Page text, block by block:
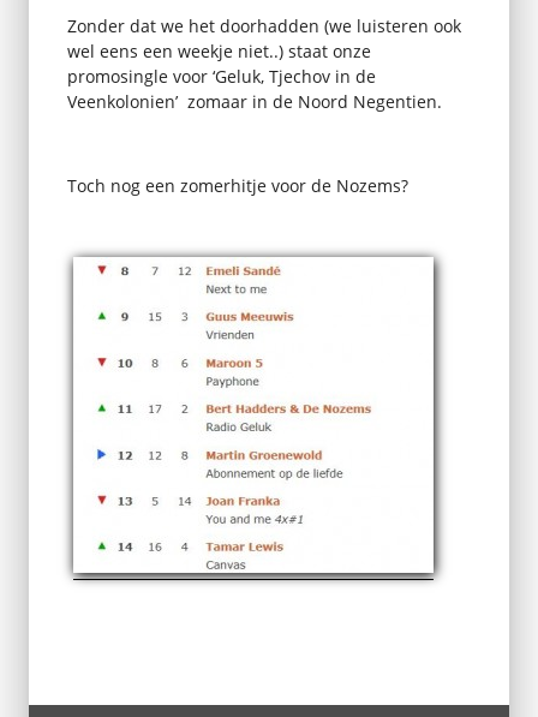
Zonder dat we het doorhadden (we luisteren ook
wel eens een weekje niet..) staat onze
promosingle voor ‘Geluk, Tjechov in de
Veenkolonien’ zomaar in de Noord Negentien.
Toch nog een zomerhitje voor de Nozems?